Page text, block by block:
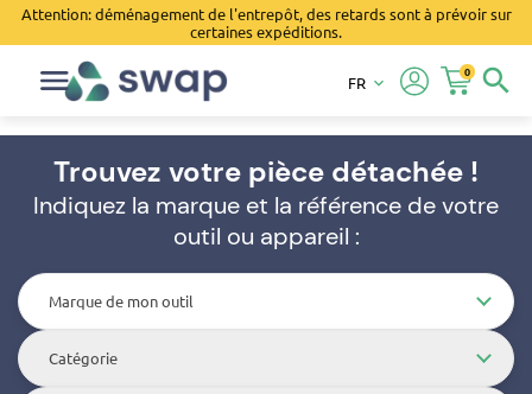
Attention: déménagement de l'entrepôt, des retards sont à prévoir sur
certaines expéditions.
search
0
FR keyboard_arrow_down
Trouvez votre pièce détachée !
Indiquez la marque et la référence de votre
outil ou appareil :
Marque de mon outil
Catégorie